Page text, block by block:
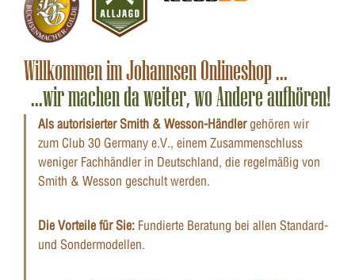
Willkommen im Johannsen Onlineshop ...
...wir machen da weiter, wo Andere aufhören!
Als autorisierter Smith & Wesson-Händlergehören wir
zum Club 30 Germany e.V., einem Zusammenschluss
weniger Fachhändler in Deutschland, die regelmäßig von
Smith & Wesson geschult werden.
Die Vorteile für Sie: Fundierte Beratung bei allen Standard-
und Sondermodellen.